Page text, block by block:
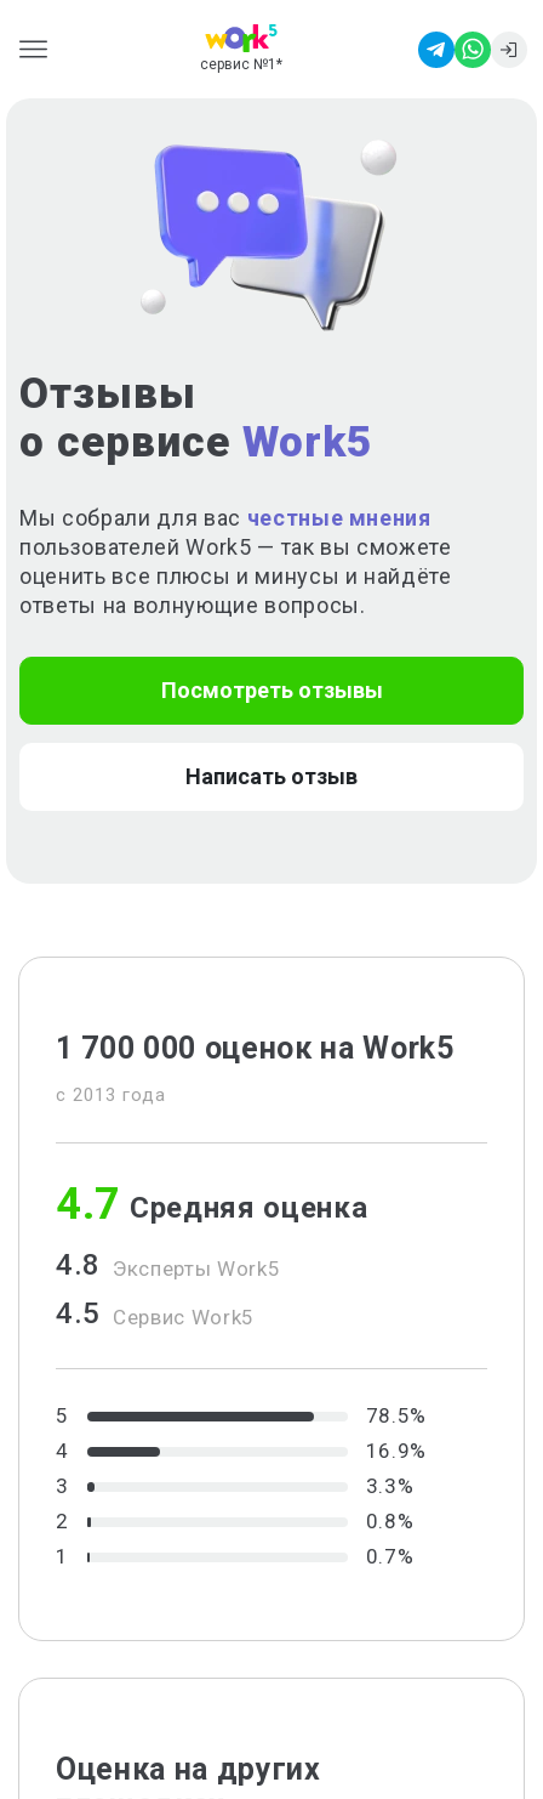
сервис №1 *
Отзывы
о сервисе Work5
Мы собрали для вас честные мнения
пользователей Work5 — так вы сможете
оценить все плюсы и минусы и найдёте
ответы на волнующие вопросы.
Посмотреть отзывы
Написать отзыв
1 700 000 оценок на Work5
c 2013 года
4.7 Средняя оценка
4.8
Эксперты Work5
4.5 Сервис Work5
5
78.5%
4
16.9%
3
3.3%
2
0.8%
1
0.7%
Оценка на других